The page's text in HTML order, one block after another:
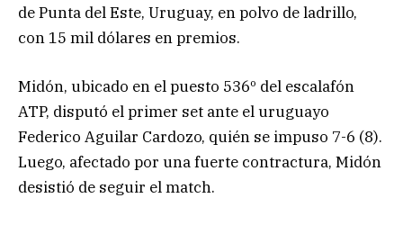
de Punta del Este, Uruguay, en polvo de ladrillo,
con 15 mil dólares en premios.
Midón, ubicado en el puesto 536º del escalafón
ATP, disputó el primer set ante el uruguayo
Federico Aguilar Cardozo, quién se impuso 7-6 (8).
Luego, afectado por una fuerte contractura, Midón
desistió de seguir el match.